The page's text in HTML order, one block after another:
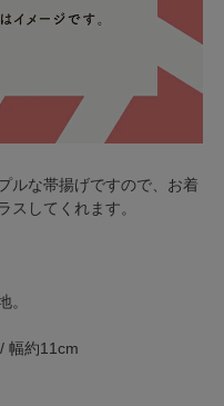
ルな帯揚げですので、お着
スしてくれます。
。
幅約11cm